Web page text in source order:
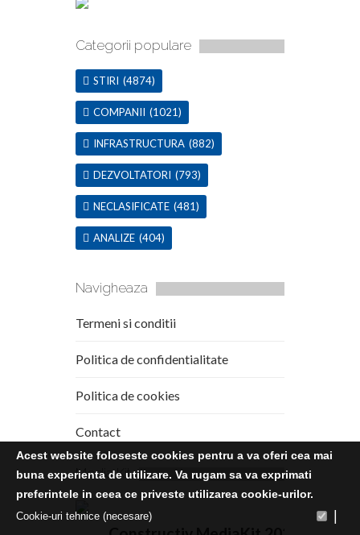
Categorii populare
STIRI (4874)
COMPANII (1021)
INFRASTRUCTURA (882)
DEZVOLTATORI (793)
NECLASIFICATE (481)
ANALIZE (404)
Navigheaza
Termeni si conditii
Politica de confidentialitate
Politica de cookies
Contact
Media Kit
Acest website foloseste cookies pentru a va oferi cea mai
buna experienta de utilizare. Va rugam sa va exprimati
preferintele in ceea ce priveste utilizarea cookie-urilor.
Cookie-uri tehnice (necesare)